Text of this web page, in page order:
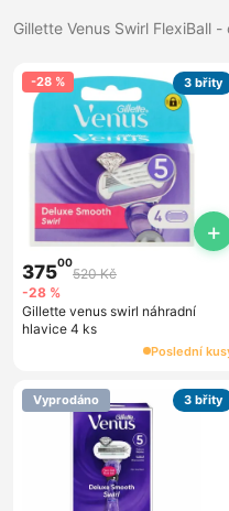
Gillette Venus Swirl FlexiBall
-28 % 3 břity
+
37500
520 Kč
-28 %
Gillette venus swirl náhradní
hlavice 4 ks
Poslední
Vyprodáno 3 břity